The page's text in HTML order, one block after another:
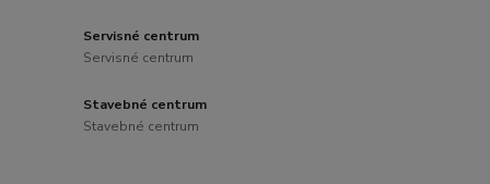
Servisné centrum
Servisné centrum
Stavebné centrum
Stavebné centrum